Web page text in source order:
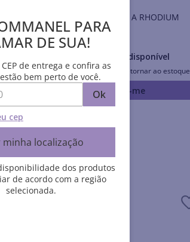
BRINCO BANHADO A RHODIUM
COM ZIRCÔNIAS
R$ 174,
Produto Indisponível
Avise-me quando retornar ao estoque
Avise-me
PARA
DE SUA!
de entrega e confira as
bem perto de você.
Ok
cep
minha localização
dos produtos
de acordo com a região
selecionada.